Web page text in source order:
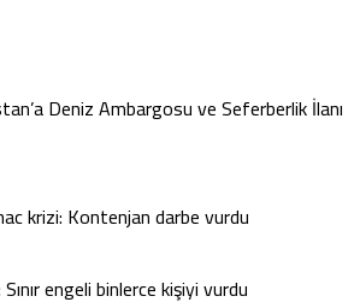
Deniz Ambargosu ve Seferberlik İlanı
krizi: Kontenjan darbe vurdu
engeli binlerce kişiyi vurdu